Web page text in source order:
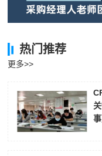
热门推荐
更多>>
事